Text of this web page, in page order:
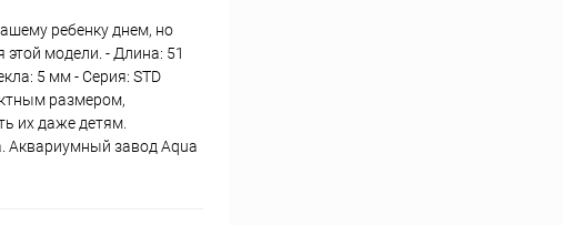
ребенку днем, но
модели. - Длина: 51
5 мм - Серия: STD
размером,
их даже детям.
Аквариумный завод Aqua